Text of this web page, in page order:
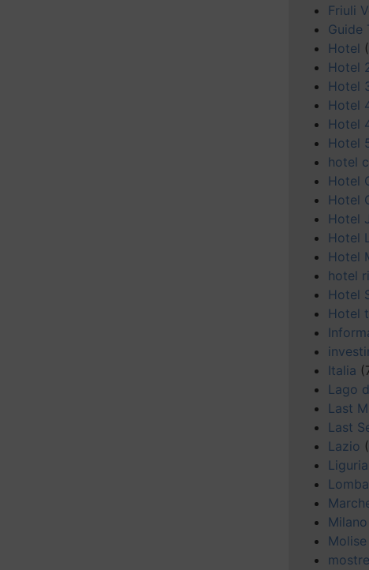
Friuli
Guide
Hotel
Hotel
Hotel
Hotel
Hotel
Hotel
hotel
Hotel
Hotel
Hotel
Hotel
Hotel
hotel
Hotel
Hotel
Italia
Lago
Last
Last
Lazio
Liguria
Molise
mostre